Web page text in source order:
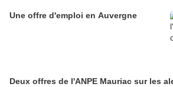
Une offre d'emploi en Auvergne
Deux offres de l'ANPE Mauriac sur les